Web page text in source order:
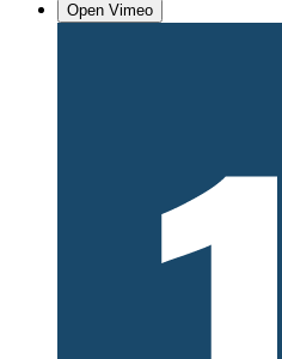
Open Vimeo